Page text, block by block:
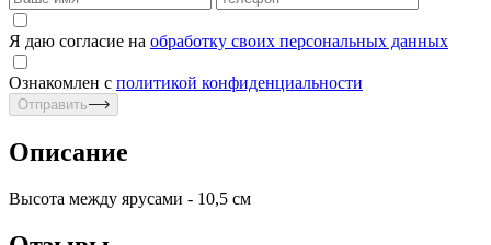
Я даю согласие на обработку своих персональных данных
Ознакомлен с политикой конфиденциальности
Отправить
Описание
Высота между ярусами - 10,5 см